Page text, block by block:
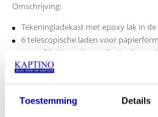
Toestemming Details
Omschrijving:
Tekeningladekast met epoxy lak in
6 telescopische laden voor
Kast afsluitbaar d.m.v. cilinderslot,
Met doorlopende handgreep en
EX BTW: €577,69